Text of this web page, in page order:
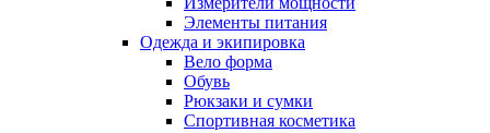
Элементы питания
Одежда и экипировка
Вело форма
Обувь
Рюкзаки и сумки
Спортивная косметика